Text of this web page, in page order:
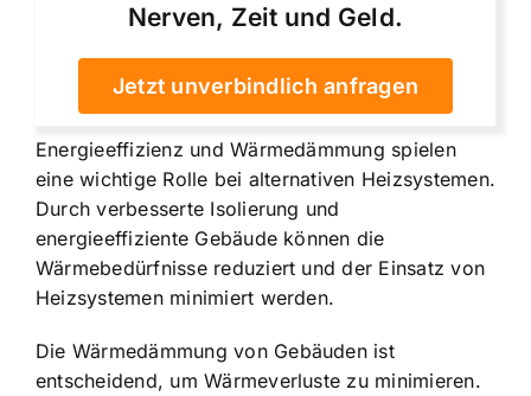
Nerven, Zeit und Geld.
Jetzt unverbindlich anfragen
Energieeffizienz und Wärmedämmung spielen
eine wichtige Rolle bei alternativen Heizsystemen.
Durch verbesserte Isolierung und
energieeffiziente Gebäude können die
Wärmebedürfnisse reduziert und der Einsatz von
Heizsystemen minimiert werden.
Die Wärmedämmung von Gebäuden ist
entscheidend, um Wärmeverluste zu minimieren.